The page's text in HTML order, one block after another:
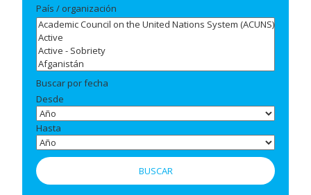
País / organización
Buscar por fecha
Desde
Hasta